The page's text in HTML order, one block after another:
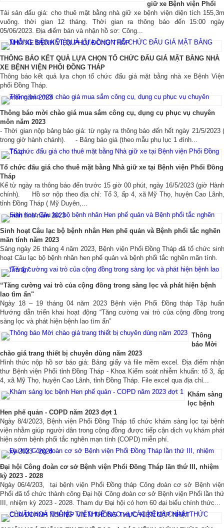
giữ xe Bệnh viện Phổi
Tài sản đấu giá: cho thuê mặt bằng nhà giữ xe bệnh viện diện tích 155,3m
vuông. thời gian 12 tháng. Thời gian ra thông báo đến 15:00 ngày
05/06/2023. Địa điểm bán và nhận hồ sơ: Công...
THÔNG BÁO KẾT QUẢ LỰA CHỌN TỔ CHỨC ĐẤU GIÁ MẶT BẰNG NHÀ
XE BỆNH VIỆN PHỔI ĐỒNG THÁP
Thông báo kết quả lựa chọn tổ chức đấu giá mặt bằng nhà xe Bệnh Viện
phổi Đồng Tháp.
Thông báo mời chào giá mua sắm công cụ, dụng cụ phục vụ chuyên
môn năm 2023
- Thời gian nộp bảng báo giá: từ ngày ra thông báo đến hết ngày 21/5/2023 (
trong giờ hành chánh). - Bảng báo giá (theo mẫu phụ lục 1 đính...
Tổ chức đấu giá cho thuê mặt bằng Nhà giữ xe tại Bệnh viện Phổi Đồng
Tháp
Kể từ ngày ra thông báo đến trước 15 giờ 00 phút, ngày 16/5/2023 (giờ Hành
chính). Hồ sơ nộp theo địa chỉ: Tổ 3, ấp 4, xã Mỹ Thọ, huyện Cao Lãnh,
tỉnh Đồng Tháp ( Mỹ Duyên,...
Sinh hoạt Câu lạc bộ bệnh nhân Hen phế quản và Bệnh phổi tắc nghẽn
mãn tính năm 2023
Sáng ngày 26 tháng 4 năm 2023, Bệnh viện Phổi Đồng Tháp đã tổ chức sinh
hoạt Câu lạc bộ bệnh nhân hen phế quản và bệnh phổi tắc nghẽn mãn tính.
“Tăng cường vai trò của cộng đồng trong sàng lọc và phát hiện bệnh
lao tìm ẩn"
Ngày 18 – 19 tháng 04 năm 2023 Bệnh viện Phổi Đồng tháp Tập huấn
Hướng dẫn triển khai hoạt động “Tăng cường vai trò của cộng đồng trong
sàng lọc và phát hiện bệnh lao tìm ẩn”
Thông
báo Mời
chào giá trang thiết bị chuyên dùng năm 2023
Hình thức nộp hồ sơ báo giá: Bảng giấy và file mềm excel. Địa điểm nhận
thư Bệnh viện Phổi tỉnh Đồng Tháp - Khoa Kiểm soát nhiễm khuẩn: tổ 3, ấp
4, xã Mỹ Thọ, huyện Cao Lãnh, tỉnh Đồng Tháp. File excel qua địa chỉ...
Khám sàng
lọc bệnh
Hen phế quản - COPD năm 2023 đợt 1
Ngày 8/4/2023, Bệnh viện Phổi Đồng Tháp tổ chức khám sàng lọc tại bệnh
viện nhằm giúp người dân trong cộng đồng được tiếp cận dịch vụ khám phát
hiện sớm bệnh phổi tắc nghẽn mạn tính (COPD) miễn phí.
Đại hội Công đoàn cơ sở Bệnh viện Phổi Đồng Tháp lần thứ III, nhiệm
kỳ 2023 - 2028
Ngày 06/4/203, tại bệnh viện Phổi Đồng tháp Công đoàn cơ sở Bệnh viện
Phổi đã tổ chức thành công Đại hội Công đoàn cơ sở Bệnh viện Phổi lần thứ
III, nhiệm kỳ 2023 - 2028. Tham dự Đại hội có hơn 60 đại biểu chính thức...